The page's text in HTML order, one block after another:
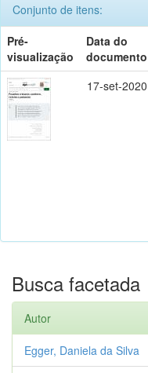
Conjunto de itens:
Pré-
visualização
Data do
documento
17-set-2020
Busca facetada
Autor
Egger, Daniela da Silva